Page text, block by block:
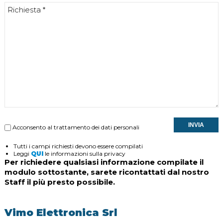
Acconsento al trattamento dei dati personali
Tutti i campi richiesti devono essere compilati
Leggi QUIle informazioni sulla privacy
INVIA
Per richiedere qualsiasi informazione compilate il
modulo sottostante, sarete ricontattati dal nostro
Staff il più presto possibile.
Vimo Elettronica Srl